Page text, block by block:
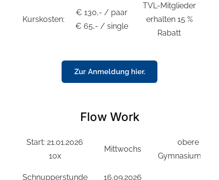
Kurskosten:
€ 130,- / paar
€ 65,- / single
TVL-Mitglieder
erhalten 15 %
Rabatt
Zur Anmeldung hier.
Flow Work
Start: 21.01.2026
10x
Mittwochs
obere
Gymnasiumhalle
Schnupperstunde 16.09.2026